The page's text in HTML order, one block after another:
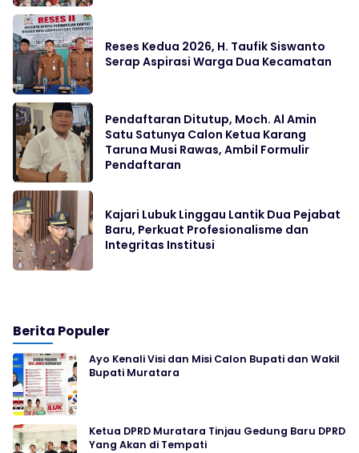
Reses Kedua 2026, H. Taufik Siswanto
Serap Aspirasi Warga Dua Kecamatan
Pendaftaran Ditutup, Moch. Al Amin
Satu Satunya Calon Ketua Karang
Taruna Musi Rawas, Ambil Formulir
Pendaftaran
Kajari Lubuk Linggau Lantik Dua Pejabat
Baru, Perkuat Profesionalisme dan
Integritas Institusi
Berita Populer
Ayo Kenali Visi dan Misi Calon Bupati dan Wakil
Bupati Muratara
Ketua DPRD Muratara Tinjau Gedung Baru DPRD
Yang Akan di Tempati